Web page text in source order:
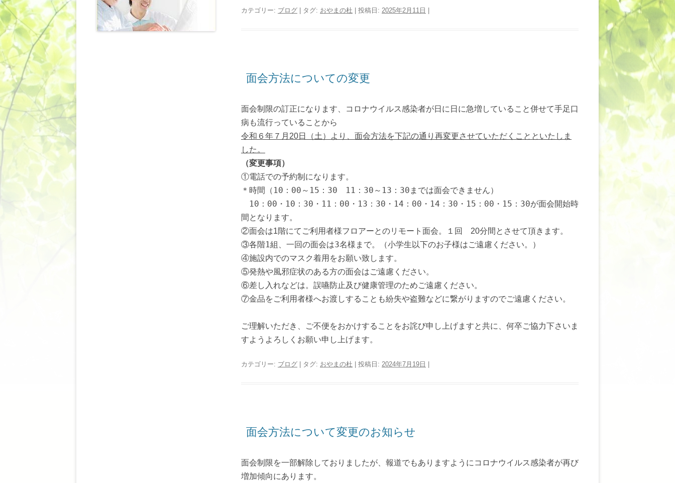
カテゴリー: ブログ | タグ: おやまの杜 | 投稿日: 2025年2月11日
面会方法についての変更
面会制限の訂正になります、コロナウイルス感染者が日に日に急増していること併せて手足口
病も流行っていることから
令和６年７月20日（土）より、面会方法を下記の通り再変更させていただくことといたしま
した。
（変更事項）
①電話での予約制になります。
＊時間（10：00～15：30 11：30～13：30までは面会できません）
10：00・10：30・11：00・13：30・14：00・14：30・15：00・15：30が面会開始時
間となります。
②面会は1階にてご利用者様フロアーとのリモート面会。１回 20分間とさせて頂きます。
③各階1組、一回の面会は3名様まで。（小学生以下のお子様はご遠慮ください。）
④施設内でのマスク着用をお願い致します。
⑤発熱や風邪症状のある方の面会はご遠慮ください。
⑥差し入れなどは。誤嚥防止及び健康管理のためご遠慮ください。
⑦金品をご利用者様へお渡しすることも紛失や盗難などに繋がりますのでご遠慮ください。
ご理解いただき、ご不便をおかけすることをお詫び申し上げますと共に、何卒ご協力下さいま
すようよろしくお願い申し上げます。
カテゴリー: ブログ | タグ: おやまの杜 | 投稿日: 2024年7月19日
面会方法について変更のお知らせ
面会制限を一部解除しておりましたが、報道でもありますようにコロナウイルス感染者が再び
増加傾向にあります。